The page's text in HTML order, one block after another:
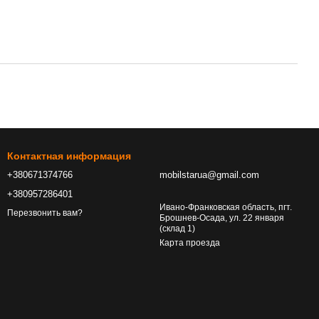
Контактная информация
+380671374766
+380957286401
Перезвонить вам?
mobilstarua@gmail.com
Ивано-Франковская область, пгт.
Брошнев-Осада, ул. 22 января
(склад 1)
Карта проезда